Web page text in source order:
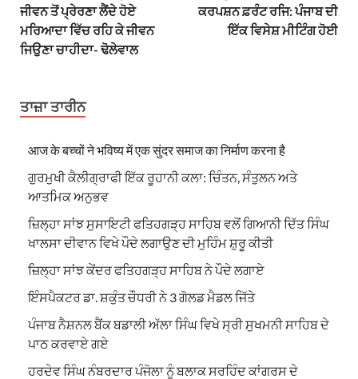
ਜੀਵਨ ਤੋਂ ਪ੍ਰੇਰਣਾ ਲੈਂਦੇ ਹੋਏ
ਮਰਿਆਦਾ ਵਿੱਚ ਰਹਿ ਕੇ ਜੀਵਨ
ਜਿਉਣਾ ਚਾਹੀਦਾ- ਢੋਲੇਵਾਲ
ਕਰਪਸ਼ਨ ਫ਼ਰੰਟ ਰਜਿ: ਪੰਜਾਬ ਦੀ
ਇੱਕ ਵਿਸੇਸ਼ ਮੀਟਿੰਗ ਹੋਈ
ਤਾਜ਼ਾ ਤਾਰੀਨ
आज के बच्चों ने भविष्य में एक सुंदर समाज का निर्माण करना है
ਗੁਰਮੁਖੀ ਕੈਲੀਗ੍ਰਾਫੀ ਇੱਕ ਰੂਹਾਨੀ ਕਲਾ: ਚਿੰਤਨ, ਸੰਤੁਲਨ ਅਤੇ
ਆਤਮਿਕ ਅਨੁਭਵ
ਜ਼ਿਲ੍ਹਾ ਸਾਂਝ ਸੁਸਾਇਟੀ ਫਤਿਹਗੜ੍ਹ ਸਾਹਿਬ ਵਲੋਂ ਗਿਆਨੀ ਦਿੱਤ ਸਿੰਘ
ਖਾਲਸਾ ਦੀਵਾਨ ਵਿਖੇ ਪੌਦੇ ਲਗਾਉਣ ਦੀ ਮੁਹਿੰਮ ਸ਼ੁਰੂ ਕੀਤੀ
ਜ਼ਿਲ੍ਹਾ ਸਾਂਝ ਕੇਂਦਰ ਫਤਿਹਗੜ੍ਹ ਸਾਹਿਬ ਨੇ ਪੌਦੇ ਲਗਾਏ
ਇੰਸਪੈਕਟਰ ਡਾ. ਸ਼ਕੁੰਤ ਚੌਧਰੀ ਨੇ 3 ਗੋਲਡ ਮੈਡਲ ਜਿੱਤੇ
ਪੰਜਾਬ ਨੈਸ਼ਨਲ ਬੈਂਕ ਬਡਾਲੀ ਅੱਲਾ ਸਿੰਘ ਵਿਖੇ ਸ੍ਰੀ ਸੁਖਮਨੀ ਸਾਹਿਬ ਦੇ
ਪਾਠ ਕਰਵਾਏ ਗਏ
ਹਰਦੇਵ ਸਿੰਘ ਨੰਬਰਦਾਰ ਪੰਜੋਲਾ ਨੂੰ ਬਲਾਕ ਸਰਹਿੰਦ ਕਾਂਗਰਸ ਦੇ